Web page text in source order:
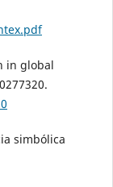
in global
simbólica